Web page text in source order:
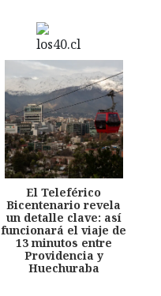
El Teleférico
Bicentenario revela
un detalle clave: así
funcionará el viaje de
13 minutos entre
Providencia y
Huechuraba